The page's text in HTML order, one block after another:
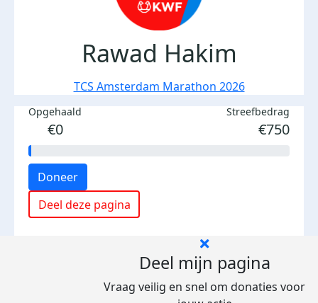
Rawad Hakim
TCS Amsterdam Marathon 2026
Opgehaald
€0
Streefbedrag
€750
Doneer
Deel deze pagina
Deel mijn pagina
Vraag veilig en snel om donaties voor